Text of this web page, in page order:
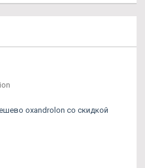
oxandrolon со скидкой